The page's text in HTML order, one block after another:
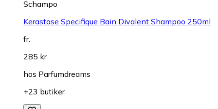
Schampo
Kerastase Specifique Bain Divalent Shampoo 250ml
fr.
285 kr
hos Parfumdreams
+23 butiker